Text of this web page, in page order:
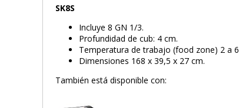
SK8S
Incluye 8 GN 1/3.
Profundidad de cub: 4 cm.
Temperatura de trabajo (food zone) 2 a 6
Dimensiones 168 x 39,5 x 27 cm.
También está disponible con: